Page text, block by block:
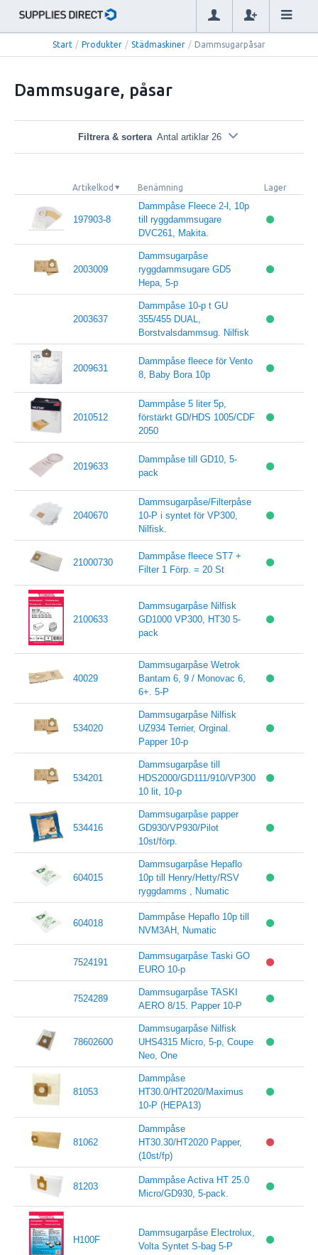
Start / Produkter / Städmaskiner / Dammsugarpåsar
Dammsugare, påsar
Filtrera & sortera Antal artiklar 26
Artikelkod Benämning Lager
197903-8
Dammpåse Fleece 2-l, 10p
till ryggdammsugare
DVC261, Makita.
2003009
Dammsugarpåse
ryggdammsugare GD5
Hepa, 5-p
2003637
Dammpåse 10-p t GU
355/455 DUAL,
Borstvalsdammsug. Nilfisk
2009631
Dammpåse fleece för Vento
8, Baby Bora 10p
2010512
Dammpåse 5 liter 5p,
förstärkt GD/HDS 1005/CDF
2050
2019633
Dammpåse till GD10, 5-
pack
2040670
Dammsugarpåse/Filterpåse
10-P i syntet för VP300,
Nilfisk.
21000730
Dammpåse fleece ST7 +
Filter 1 Förp. = 20 St
2100633
Dammsugarpåse Nilfisk
GD1000 VP300, HT30 5-
pack
40029
Dammsugarpåse Wetrok
Bantam 6, 9 / Monovac 6,
6+. 5-P
534020
Dammsugarpåse Nilfisk
UZ934 Terrier, Orginal.
Papper 10-p
534201
Dammsugarpåse till
HDS2000/GD111/910/VP300
10 lit, 10-p
534416
Dammsugarpåse papper
GD930/VP930/Pilot
10st/förp.
604015
Dammsugarpåse Hepaflo
10p till Henry/Hetty/RSV
ryggdamms , Numatic
604018
Dammpåse Hepaflo 10p till
NVM3AH, Numatic
7524191
Dammsugarpåse Taski GO
EURO 10-p
7524289
Dammsugarpåse TASKI
AERO 8/15. Papper 10-P
78602600
Dammsugarpåse Nilfisk
UHS4315 Micro, 5-p, Coupe
Neo, One
81053
Dammpåse
HT30.0/HT2020/Maximus
10-P (HEPA13)
81062
Dammpåse
HT30.30/HT2020 Papper,
(10st/fp)
81203
Dammpåse Activa HT 25.0
Micro/GD930, 5-pack.
H100F
Dammsugarpåse Electrolux,
Volta Syntet S-bag 5-P